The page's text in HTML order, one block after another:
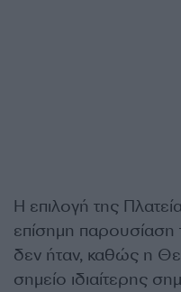
Η επιλογή της
επίσημη παρουσίαση
δεν ήταν, καθώς η
σημείο ιδιαίτερης